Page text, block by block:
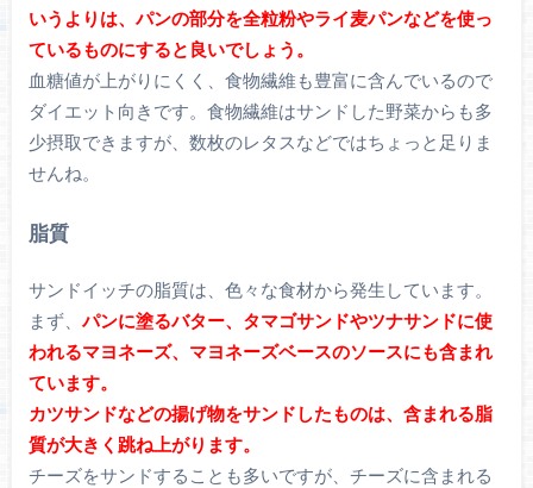
いうよりは、パンの部分を全粒粉やライ麦パンなどを使っ
ているものにすると良いでしょう。
血糖値が上がりにくく、食物繊維も豊富に含んでいるので
ダイエット向きです。食物繊維はサンドした野菜からも多
少摂取できますが、数枚のレタスなどではちょっと足りま
せんね。
脂質
サンドイッチの脂質は、色々な食材から発生しています。
まず、パンに塗るバター、タマゴサンドやツナサンドに使
われるマヨネーズ、マヨネーズベースのソースにも含まれ
ています。
カツサンドなどの揚げ物をサンドしたものは、含まれる脂
質が大きく跳ね上がります。
チーズをサンドすることも多いですが、チーズに含まれる